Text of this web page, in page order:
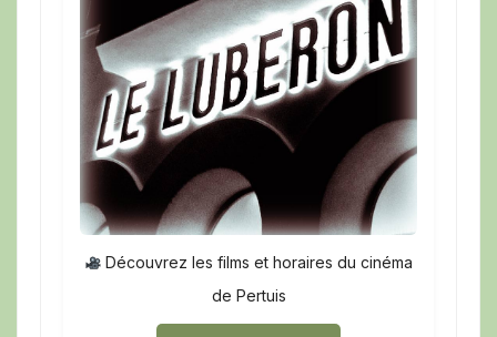
Découvrez les films et horaires du cinéma
de Pertuis